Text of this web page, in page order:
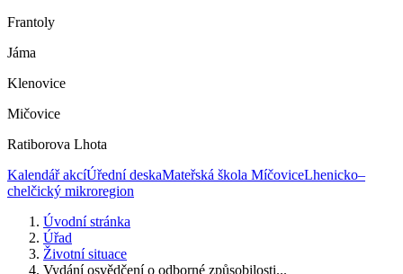
Frantoly
Jáma
Klenovice
Mičovice
Ratiborova Lhota
Kalendář akcíÚřední deskaMateřská škola MíčoviceLhenicko–
chelčický mikroregion
Úvodní stránka
Úřad
Životní situace
Vydání osvědčení o odborné způsobilosti...